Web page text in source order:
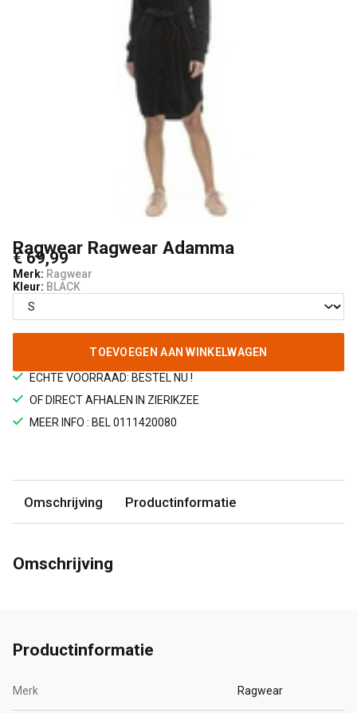
Ragwear Ragwear Adamma
€ 69,99
Merk: Ragwear
Kleur: BLACK
TOEVOEGEN AAN WINKELWAGEN
ECHTE VOORRAAD: BESTEL NU !
OF DIRECT AFHALEN IN ZIERIKZEE
MEER INFO : BEL 0111420080
Omschrijving Productinformatie
Omschrijving
Productinformatie
Merk Ragwear